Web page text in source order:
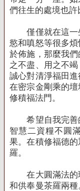
們往生的處境也許
僅僅就在這一
慾和嗔怒等很多
於佈施，那麼我
之不盡、用之不
誠心對清淨福田
在密宗金剛乘的
修積福法門。
希望自我完善
智慧二資糧不圓
果。在積修福德
羅。
在大圓滿法的
和供奉曼茶羅兩